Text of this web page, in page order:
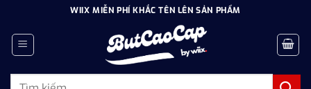
dung
WIIX MIỄN PHÍ KHẮC TÊN LÊN SẢN PHẨM
Tìm